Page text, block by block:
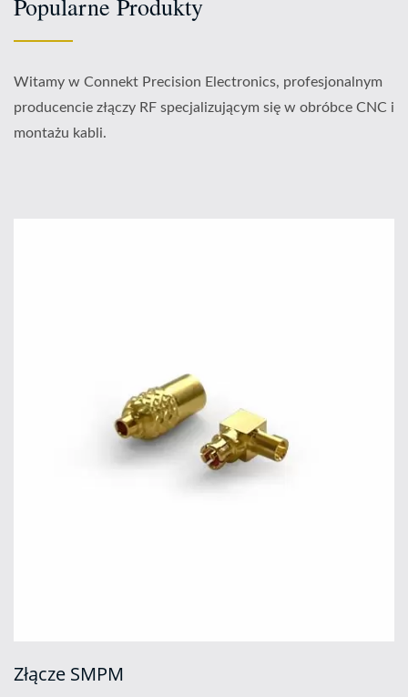
Witamy w Connekt Precision Electronics, profesjonalnym
producencie złączy RF specjalizującym się w obróbce CNC i
montażu kabli.
Złącze SMPM